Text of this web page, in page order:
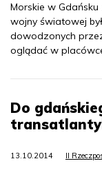
Morskie w
wojny światowej
dowodzonych
oglądać w
Do
13.10.2014 II